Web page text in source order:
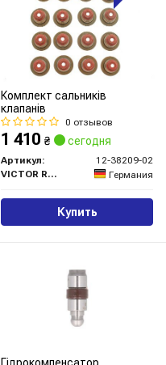
Комплект сальників
клапанів
0 отзывов
1 410 ₴ сегодня
Артикул:
12-38209-02
VICTOR REINZ
Германия
Купить